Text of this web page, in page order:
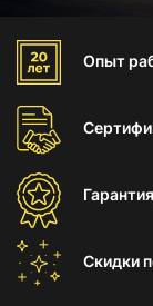
Опыт
Гарантия
Скидки